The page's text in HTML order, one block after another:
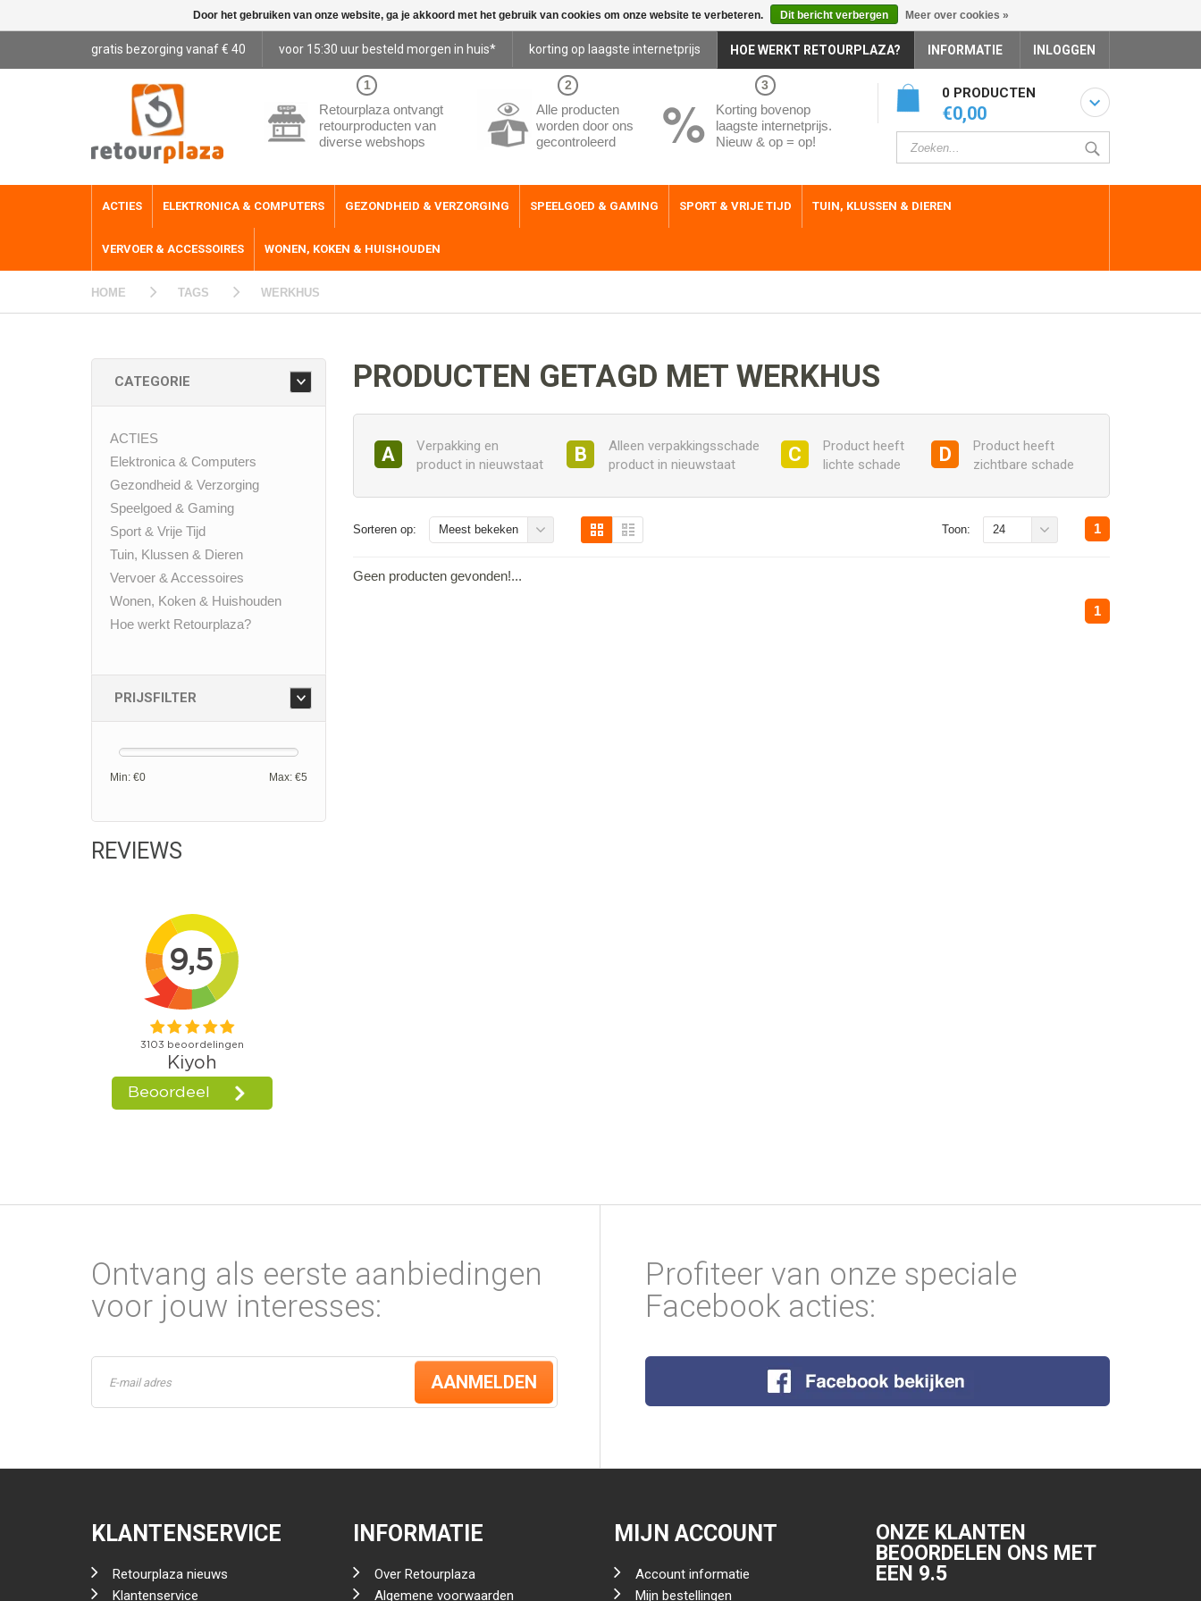
gratis bezorging vanaf € 40 voor 15:30 uur besteld morgen in huis* korting op laagste internetprijs HOE WERKT RETOURPLAZA? INFORMATIE INLOGGEN
1
Retourplaza ontvangt
retourproducten van
diverse webshops
2
Alle producten
worden door ons
gecontroleerd
3
Korting bovenop
laagste internetprijs.
Nieuw & op = op!
0 PRODUCTEN
€0,00
ACTIES ELEKTRONICA & COMPUTERS GEZONDHEID & VERZORGING SPEELGOED & GAMING SPORT & VRIJE TIJD TUIN, KLUSSEN & DIEREN
VERVOER & ACCESSOIRES WONEN, KOKEN & HUISHOUDEN
HOME TAGS WERKHUS
CATEGORIE
ACTIES
Elektronica & Computers
Gezondheid & Verzorging
Speelgoed & Gaming
Sport & Vrije Tijd
Tuin, Klussen & Dieren
Vervoer & Accessoires
Wonen, Koken & Huishouden
Hoe werkt Retourplaza?
PRIJSFILTER
Min: €0 Max: €5
REVIEWS
PRODUCTEN GETAGD MET WERKHUS
A
Verpakking en
product in nieuwstaat
B
Alleen verpakkingsschade
product in nieuwstaat
C
Product heeft
lichte schade
D
Product heeft
zichtbare schade
Sorteren op: Meest bekeken 1
Toon: 24
Geen producten gevonden!...
1
Ontvang als eerste aanbiedingen
voor jouw interesses:
AANMELDEN
Profiteer van onze speciale
Facebook acties:
KLANTENSERVICE
Retourplaza nieuws
Klantenservice
INFORMATIE
Over Retourplaza
Algemene voorwaarden
MIJN ACCOUNT
Account informatie
Mijn bestellingen
ONZE KLANTEN
BEOORDELEN ONS MET
EEN 9.5
Door het gebruiken van onze website, ga je akkoord met het gebruik van cookies om onze website te verbeteren. Dit bericht verbergen Meer over cookies »